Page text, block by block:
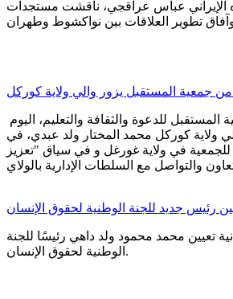
الإيراني عباس عراقجي، ناقشت مستجدات
جمعية المستقبل يزور والي ولاية كوركل
ولاية كوركل محمد المختار ولد عبدي، في
للجمعية في ولاية غورغل و في سياق "تعزيز
والتواصل مع السلطات الإدارية بالولاي
رئيس جديد للجنة الوطنية لحقوق الإنسان
تعيين محمد محمود ولد داهي رئيسًا للجنة
الوطنية لحقوق الإنسان.